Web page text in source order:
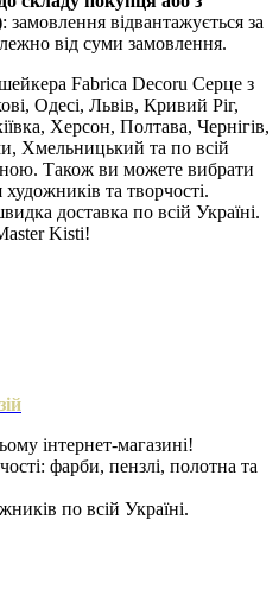
: замовлення відвантажується за
від суми замовлення.
Fabrica Decoru Серце з
Одесі, Львів, Кривий Ріг,
Херсон, Полтава, Чернігів,
Хмельницький та по всій
Також ви можете вибрати
художників та творчості.
доставка по всій Україні.
Kisti!
інтернет-магазині!
фарби, пензлі, полотна та
по всій Україні.